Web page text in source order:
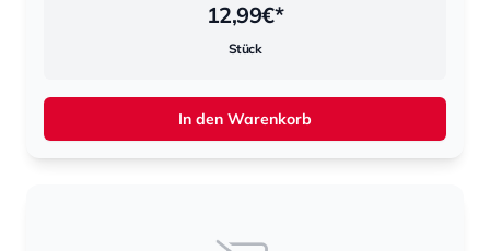
12,99€*
Stück
In den Warenkorb